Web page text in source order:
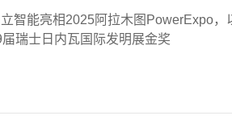
瑞士日内瓦国际发明展金奖